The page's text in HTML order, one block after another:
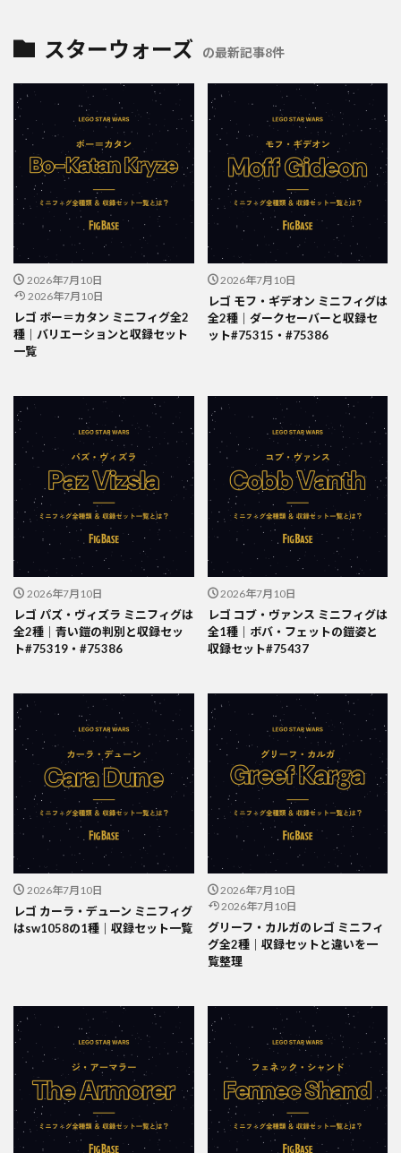
スターウォーズ の最新記事8件
2026年7月10日
2026年7月10日
レゴ ボー＝カタン ミニフィグ全2
種｜バリエーションと収録セット
一覧
2026年7月10日
レゴ モフ・ギデオン ミニフィグは
全2種｜ダークセーバーと収録セ
ット#75315・#75386
2026年7月10日
レゴ パズ・ヴィズラ ミニフィグは
全2種｜青い鎧の判別と収録セッ
ト#75319・#75386
2026年7月10日
レゴ コブ・ヴァンス ミニフィグは
全1種｜ボバ・フェットの鎧姿と
収録セット#75437
2026年7月10日
レゴ カーラ・デューン ミニフィグ
はsw1058の1種｜収録セット一覧
2026年7月10日
2026年7月10日
グリーフ・カルガのレゴ ミニフィ
グ全2種｜収録セットと違いを一
覧整理